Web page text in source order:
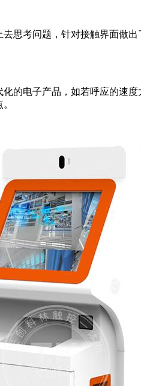
思考问题，针对接触界面做
的电子产品，如若呼应的速